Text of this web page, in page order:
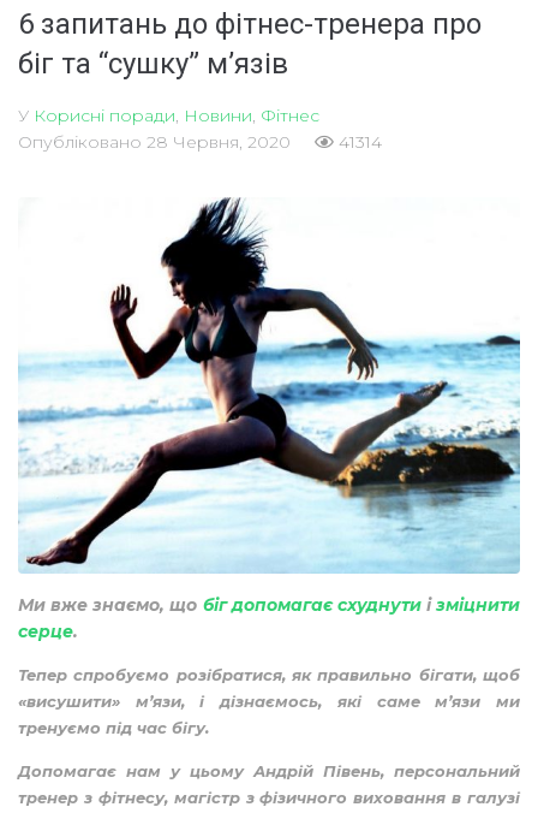
6 запитань до фітнес-тренера про
біг та “сушку” м’язів
У Корисні поради Новини Фітнес
Опубліковано 28 Червня, 2020 41314
Ми вже знаємо, що біг допомагає схуднутиізміцнити
серце.
Тепер спробуємо розібратися, як правильно бігати, щоб
«висушити» м’язи, і дізнаємось, які саме м’язи ми
тренуємо під час бігу.
Допомагає нам у цьому Андрій Півень, персональний
тренер з фітнесу, магістр з фізичного виховання в галузі